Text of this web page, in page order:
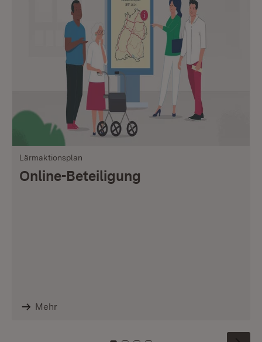
Lärmaktionsplan
Online-Beteiligung
Mehr